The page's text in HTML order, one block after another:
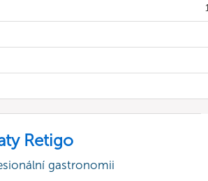
Retigo
gastronomii